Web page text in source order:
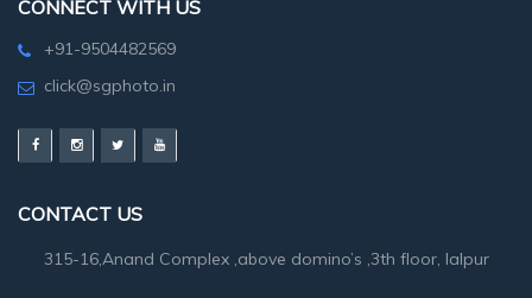
CONNECT WITH US
+91-9504482569
click@sgphoto.in
CONTACT US
315-16,Anand Complex ,above domino’s ,3th floor, lalpur